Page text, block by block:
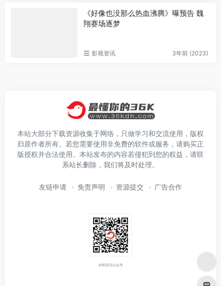
《好像也没那么热血沸腾》曝预告 魏
翔赛场逐梦
影视资讯 3年前 (2023)
本站大部分下载资源收集于网络，只做学习和交流使用，版权
归原作者所有。若您需要使用非免费的软件或服务，请购买正
版授权并合法使用。本站发布的内容若侵犯到您的权益，请联
系站长删除，我们将及时处理。
友链申请 免责声明 资源提交 广告合作
扫码关注公众号